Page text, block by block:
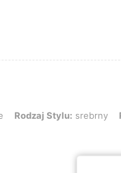
Stylu: srebrny, Rozmiar:
Rodzaj Stylu: srebrny